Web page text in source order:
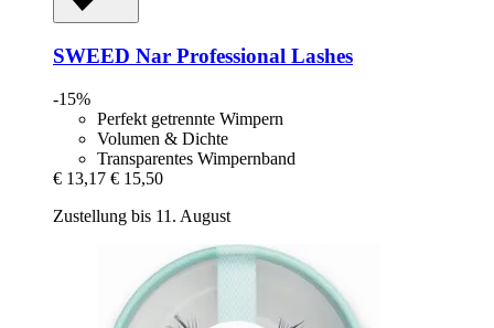
SWEED Nar Professional Lashes
-15%
Perfekt getrennte Wimpern
Volumen & Dichte
Transparentes Wimpernband
€ 13,17 € 15,50
Zustellung bis 11. August